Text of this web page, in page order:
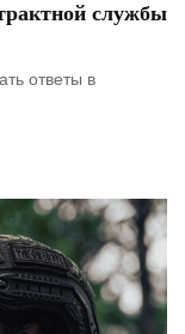
службы
ответы в